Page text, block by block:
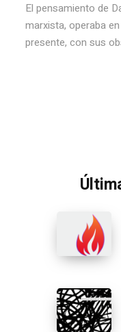
El pensamiento de
marxista, operaba
presente, con sus